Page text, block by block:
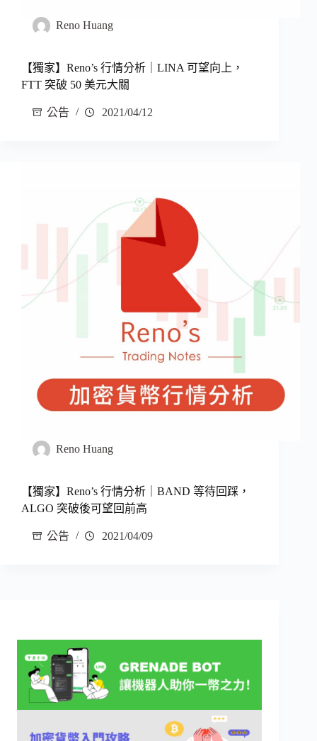
Reno Huang
【獨家】Reno’s 行情分析｜LINA 可望向上，
FTT 突破 50 美元大關
公告 2021/04/12
Reno Huang
【獨家】Reno’s 行情分析｜BAND 等待回踩，
ALGO 突破後可望回前高
公告 2021/04/09